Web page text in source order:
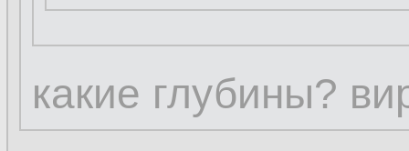
какие глубины?